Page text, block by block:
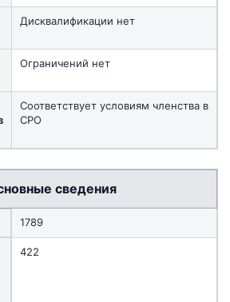
Дисквалификации нет
Ограничений нет
Соответствует условиям членства в
СРО
сведения
1789
422